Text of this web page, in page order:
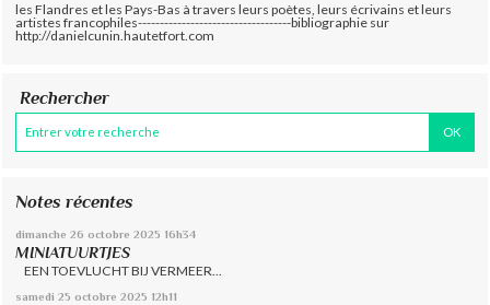
les Flandres et les Pays-Bas à travers leurs poètes, leurs écrivains et leurs
artistes francophiles-----------------------------------bibliographie sur
http://danielcunin.hautetfort.com
Rechercher
Notes récentes
dimanche 26 octobre 2025 16h34
MINIATUURTJES
EEN TOEVLUCHT BIJ VERMEER...
samedi 25 octobre 2025 12h11